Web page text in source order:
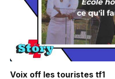
Voix off les touristes tf1